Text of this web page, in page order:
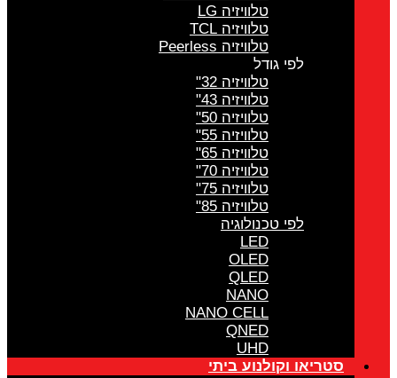
טלוויזיה LG
טלוויזיה TCL
טלוויזיה Peerless
לפי גודל
טלוויזיה 32"
טלוויזיה 43"
טלוויזיה 50"
טלוויזיה 55"
טלוויזיה 65"
טלוויזיה 70"
טלוויזיה 75"
טלוויזיה 85"
לפי טכנולוגיה
LED
OLED
QLED
NANO
NANO CELL
QNED
UHD
סטריאו וקולנוע ביתי